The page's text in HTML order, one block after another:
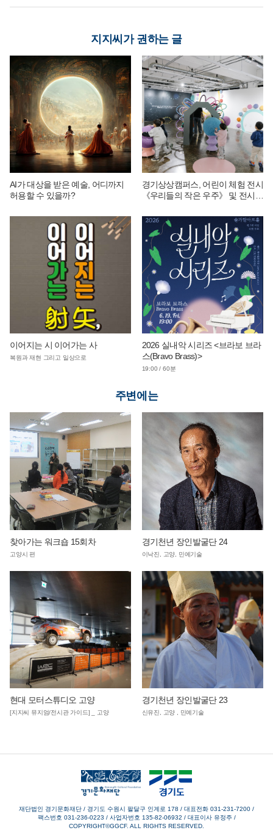
지지씨가 권하는 글
AI가 대상을 받은 예술, 어디까지
허용할 수 있을까?
경기상상캠퍼스, 어린이 체험 전시
《우리들의 작은 우주》 및 전시
이어지는 시 이어가는 사
복원과 재현 그리고 일상으로
2026 실내악 시리즈 <브라보 브라
스(Bravo Brass)>
19:00 / 60분
주변에는
찾아가는 워크숍 15회차
고양시 편
경기천년 장인발굴단 24
이낙진, 고양, 민예기술
현대 모터스튜디오 고양
[지지씨 뮤지엄/전시관 가이드] _ 고양
경기천년 장인발굴단 23
신유진, 고양 , 민예기술
재단법인 경기문화재단 / 경기도 수원시 팔달구 인계로 178 / 대표전화 031-231-7200 /
팩스번호 031-236-0223 / 사업자번호 135-82-06932 / 대표이사 유정주/
COPYRIGHT©GGCF. ALL RIGHTS RESERVED.